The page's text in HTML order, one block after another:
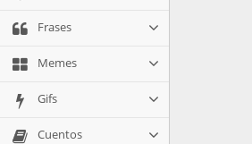
Frases
Memes
Gifs
Cuentos